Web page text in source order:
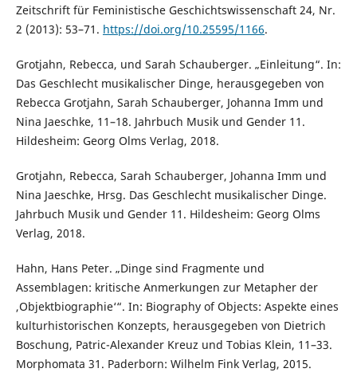
Zeitschrift für Feministische Geschichtswissenschaft 24, Nr.
2 (2013): 53–71. https://doi.org/10.25595/1166.
Grotjahn, Rebecca, und Sarah Schauberger. „Einleitung“. In:
Das Geschlecht musikalischer Dinge, herausgegeben von
Rebecca Grotjahn, Sarah Schauberger, Johanna Imm und
Nina Jaeschke, 11–18. Jahrbuch Musik und Gender 11.
Hildesheim: Georg Olms Verlag, 2018.
Grotjahn, Rebecca, Sarah Schauberger, Johanna Imm und
Nina Jaeschke, Hrsg. Das Geschlecht musikalischer Dinge.
Jahrbuch Musik und Gender 11. Hildesheim: Georg Olms
Verlag, 2018.
Hahn, Hans Peter. „Dinge sind Fragmente und
Assemblagen: kritische Anmerkungen zur Metapher der
,Objektbiographie‘“. In: Biography of Objects: Aspekte eines
kulturhistorischen Konzepts, herausgegeben von Dietrich
Boschung, Patric-Alexander Kreuz und Tobias Klein, 11–33.
Morphomata 31. Paderborn: Wilhelm Fink Verlag, 2015.